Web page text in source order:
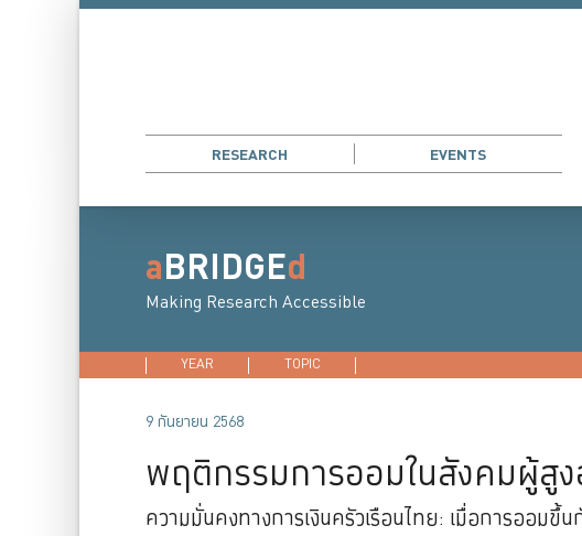
RESEARCH EVENTS
aBRIDGEd
Making Research Accessible
YEAR 2026
TOPIC
9 กันยายน 2568
พฤติกรรมการออมในสังคมผู้สู
ความมั่นคงทางการเงินครัวเรือนไทย: เมื่อการออมขึ้